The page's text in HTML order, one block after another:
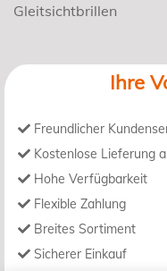
Gleitsichtbrillen
Ihre
Freundlicher
Kostenlose Lieferung
Hohe Verfügbarkeit
Flexible Zahlung
Breites Sortiment
Sicherer Einkauf